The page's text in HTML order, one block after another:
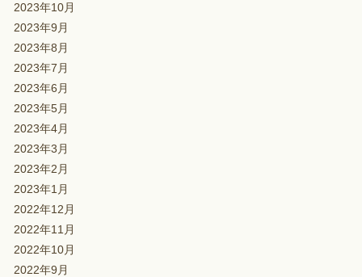
2023年10月
2023年9月
2023年8月
2023年7月
2023年6月
2023年5月
2023年4月
2023年3月
2023年2月
2023年1月
2022年12月
2022年11月
2022年10月
2022年9月